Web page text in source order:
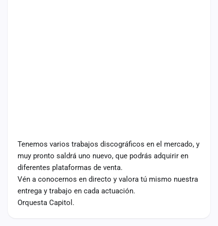
Tenemos varios trabajos discográficos en el mercado, y
muy pronto saldrá uno nuevo, que podrás adquirir en
diferentes plataformas de venta.
Vén a conocernos en directo y valora tú mismo nuestra
entrega y trabajo en cada actuación.
Orquesta Capitol.